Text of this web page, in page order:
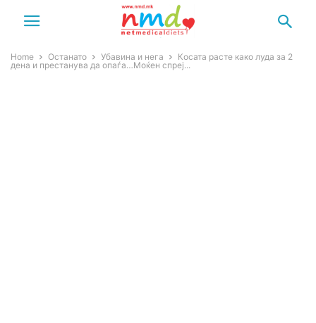
Home Останато Убавина и нега
Косата расте како луда за 2
дена и престанува да опаѓа…Моќен спреј...